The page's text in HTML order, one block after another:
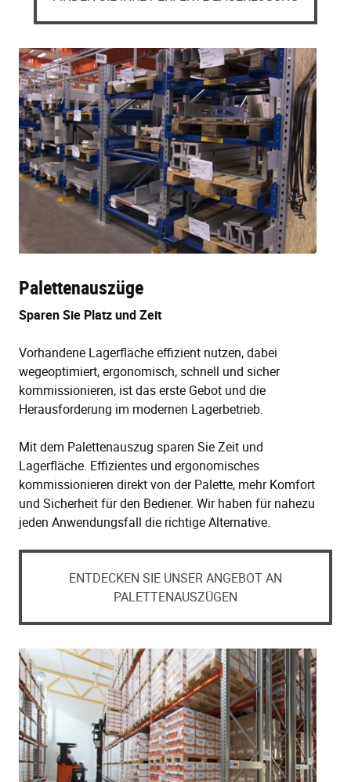
Palettenauszüge
Sparen Sie Platz und Zeit
Vorhandene Lagerfläche effizient nutzen, dabei
wegeoptimiert, ergonomisch, schnell und sicher
kommissionieren, ist das erste Gebot und die
Herausforderung im modernen Lagerbetrieb.
Mit dem Palettenauszug sparen Sie Zeit und
Lagerfläche. Effizientes und ergonomisches
kommissionieren direkt von der Palette, mehr Komfort
und Sicherheit für den Bediener. Wir haben für nahezu
jeden Anwendungsfall die richtige Alternative.
ENTDECKEN SIE UNSER ANGEBOT AN
PALETTENAUSZÜGEN